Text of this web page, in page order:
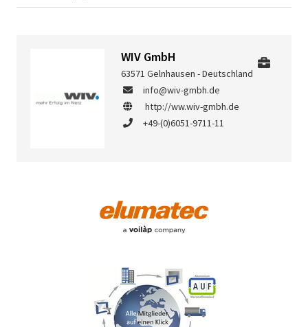
WIV GmbH
63571 Gelnhausen - Deutschland
info@wiv-gmbh.de
http://ww.wiv-gmbh.de
+49-(0)6051-9711-11